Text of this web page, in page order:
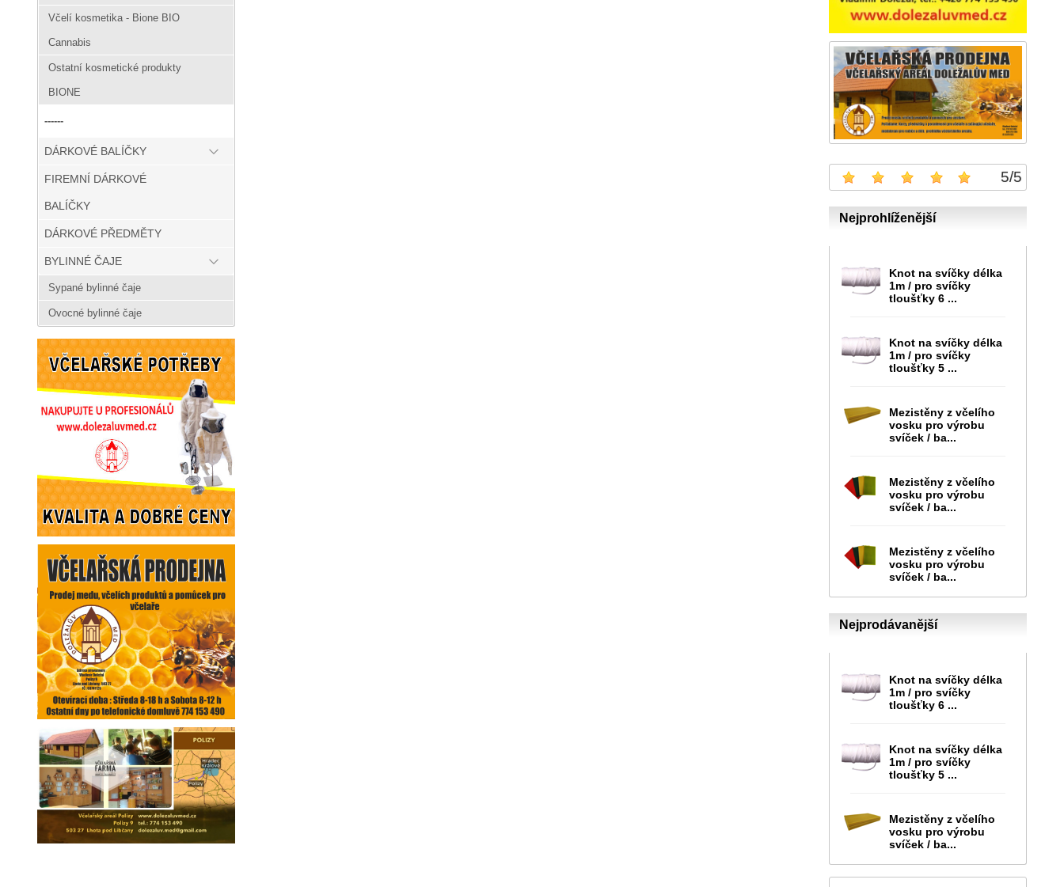
Včelí kosmetika - Bione BIO
Cannabis
Ostatní kosmetické produkty
BIONE
------
DÁRKOVÉ BALÍČKY
FIREMNÍ DÁRKOVÉ
BALÍČKY
DÁRKOVÉ PŘEDMĚTY
BYLINNÉ ČAJE
Sypané bylinné čaje
Ovocné bylinné čaje
5/5
Nejprohlíženější
Knot na svíčky délka
1m / pro svíčky
tloušťky 6 ...
Knot na svíčky délka
1m / pro svíčky
tloušťky 5 ...
Mezistěny z včelího
vosku pro výrobu
svíček / ba...
Mezistěny z včelího
vosku pro výrobu
svíček / ba...
Mezistěny z včelího
vosku pro výrobu
svíček / ba...
Nejprodávanější
Knot na svíčky délka
1m / pro svíčky
tloušťky 6 ...
Knot na svíčky délka
1m / pro svíčky
tloušťky 5 ...
Mezistěny z včelího
vosku pro výrobu
svíček / ba...